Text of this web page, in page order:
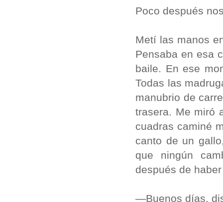
Poco después
Metí las manos
Pensaba en esa
baile. En ese
Todas las
manubrio de
trasera. Me miró
cuadras caminé
canto de un
que ningún
después de
—Buenos días,